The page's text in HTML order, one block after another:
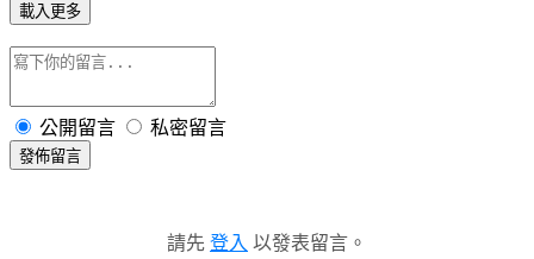
載入更多
公開留言 私密留言
發佈留言
請先 登入 以發表留言。